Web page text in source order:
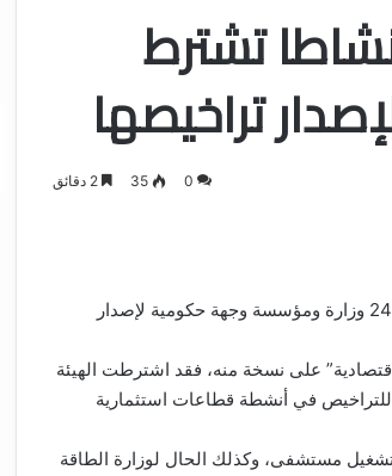
الاستثمار» تحدد 70 نشاطا تشترط
تراخيصها
0
35
حددت الهيئة العامة للاستثمار 70 نشاطا لرجال الأعمال تشترط موافقة 24 وزارة ومؤسسة وجهة حكومية لإصدار
على نسخة منه، فقد اشترطت الهيئة
في أنشطة قطاعات استثمارية
مستشفى، وكذلك الحال لوزارة الطاقة